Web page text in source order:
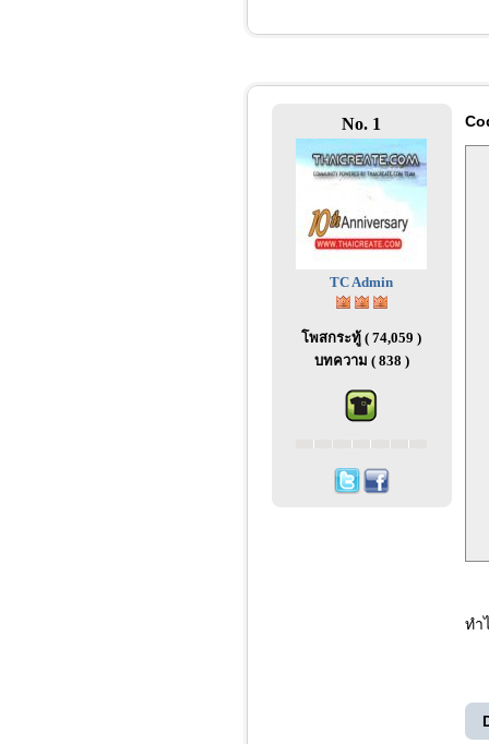
No. 1
TC Admin
โพสกระทู้ ( 74,059 )
บทความ ( 838 )
ทำ